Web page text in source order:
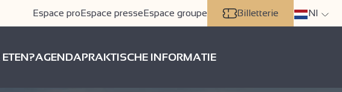
Espace proEspace presseEspace groupe Billetterie Nl
AGENDAPRAKTISCHE INFORMATIE